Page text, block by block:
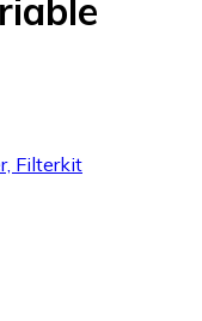
Filterkit